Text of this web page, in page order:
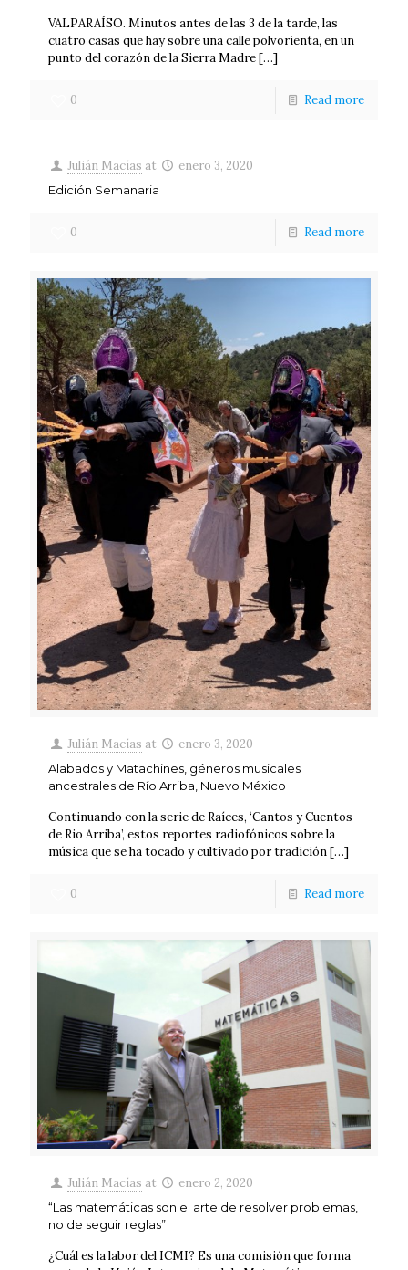
VALPARAÍSO. Minutos antes de las 3 de la tarde, las
cuatro casas que hay sobre una calle polvorienta, en un
punto del corazón de la Sierra Madre[…]
0 Read more
Julián Macías at enero 3, 2020
Edición Semanaria
0 Read more
Julián Macías at enero 3, 2020
Alabados y Matachines, géneros musicales
ancestrales de Río Arriba, Nuevo México
Continuando con la serie de Raíces, ‘Cantos y Cuentos
de Rio Arriba’, estos reportes radiofónicos sobre la
música que se ha tocado y cultivado por tradición[…]
0 Read more
Julián Macías at enero 2, 2020
“Las matemáticas son el arte de resolver problemas,
no de seguir reglas”
¿Cuál es la labor del ICMI? Es una comisión que forma